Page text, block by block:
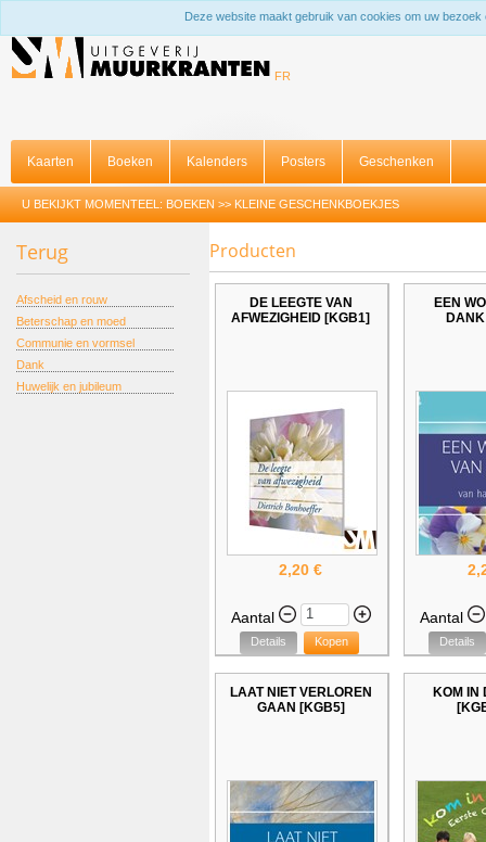
Deze website maakt gebruik van cookies om uw
FR
Kaarten Boeken Kalenders Posters Geschenken
U BEKIJKT MOMENTEEL: BOEKEN >> KLEINE GESCHENKBOEKJES
Terug
Afscheid en rouw
Beterschap en moed
Communie en vormsel
Dank
Huwelijk en jubileum
Producten
DE LEEGTE VAN
AFWEZIGHEID [KGB1]
2,20 €
Aantal
Details Kopen
EEN
Aantal
Details
LAAT NIET VERLOREN
GAAN [KGB5]
KOM IN